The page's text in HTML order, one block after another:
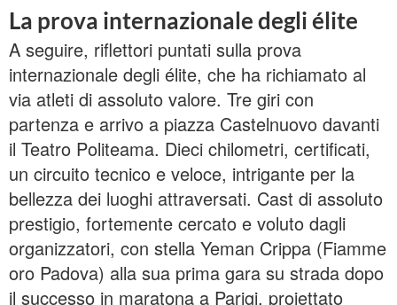
La prova internazionale degli élite
A seguire, riflettori puntati sulla prova
internazionale degli élite, che ha richiamato al
via atleti di assoluto valore. Tre giri con
partenza e arrivo a piazza Castelnuovo davanti
il Teatro Politeama. Dieci chilometri, certificati,
un circuito tecnico e veloce, intrigante per la
bellezza dei luoghi attraversati. Cast di assoluto
prestigio, fortemente cercato e voluto dagli
organizzatori, con stella Yeman Crippa (Fiamme
oro Padova) alla sua prima gara su strada dopo
il successo in maratona a Parigi, proiettato